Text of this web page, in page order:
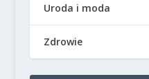
Uroda i moda
Zdrowie